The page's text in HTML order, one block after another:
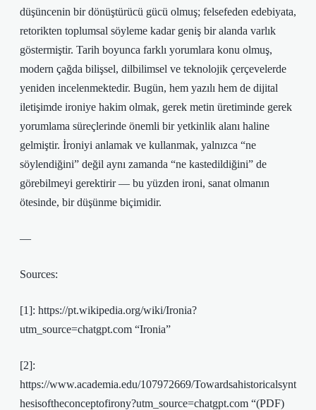
düşüncenin bir dönüştürücü gücü olmuş; felsefeden edebiyata,
retorikten toplumsal söyleme kadar geniş bir alanda varlık
göstermiştir. Tarih boyunca farklı yorumlara konu olmuş,
modern çağda bilişsel, dilbilimsel ve teknolojik çerçevelerde
yeniden incelenmektedir. Bugün, hem yazılı hem de dijital
iletişimde ironiye hakim olmak, gerek metin üretiminde gerek
yorumlama süreçlerinde önemli bir yetkinlik alanı haline
gelmiştir. İroniyi anlamak ve kullanmak, yalnızca “ne
söylendiğini” değil aynı zamanda “ne kastedildiğini” de
görebilmeyi gerektirir — bu yüzden ironi, sanat olmanın
ötesinde, bir düşünme biçimidir.
—
Sources:
[1]: https://pt.wikipedia.org/wiki/Ironia?
utm_source=chatgpt.com “Ironia”
[2]:
https://www.academia.edu/107972669/Towardsahistoricalsynt
hesisoftheconceptofirony?utm_source=chatgpt.com “(PDF)